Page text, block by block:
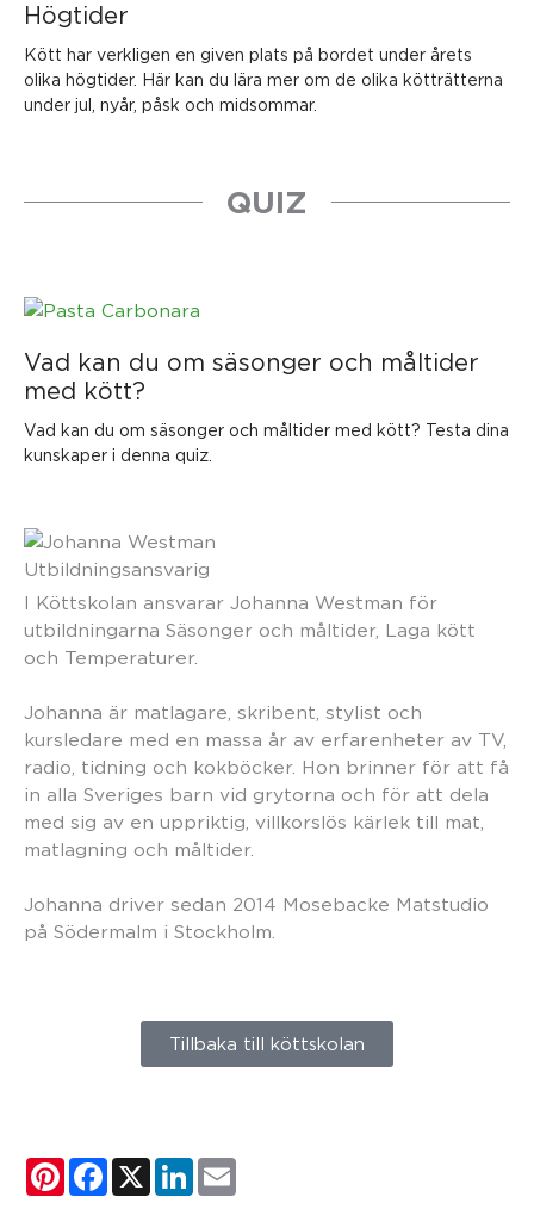
Högtider
Kött har verkligen en given plats på bordet under årets
olika högtider. Här kan du lära mer om de olika kötträtterna
under jul, nyår, påsk och midsommar.
QUIZ
Vad kan du om säsonger och måltider
med kött?
Vad kan du om säsonger och måltider med kött? Testa dina
kunskaper i denna quiz.
Utbildningsansvarig
I Köttskolan ansvarar Johanna Westman för
utbildningarna Säsonger och måltider, Laga kött
och Temperaturer.
Johanna är matlagare, skribent, stylist och
kursledare med en massa år av erfarenheter av TV,
radio, tidning och kokböcker. Hon brinner för att få
in alla Sveriges barn vid grytorna och för att dela
med sig av en uppriktig, villkorslös kärlek till mat,
matlagning och måltider.
Johanna driver sedan 2014 Mosebacke Matstudio
på Södermalm i Stockholm.
Tillbaka till köttskolan
PinterestFacebook
X LinkedIn